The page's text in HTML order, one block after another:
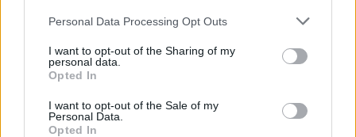
Personal Data Processing Opt Outs
I want to opt-out of the Sharing of my
personal data.
Opted In
I want to opt-out of the Sale of my
Personal Data.
Opted In